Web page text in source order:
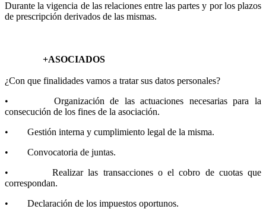
Durante la vigencia de las relaciones entre las partes y por los plazos
de prescripción derivados de las mismas.
+ASOCIADOS
¿Con que finalidades vamos a tratar sus datos personales?
• Organización de las actuaciones necesarias para la
consecución de los fines de la asociación.
• Gestión interna y cumplimiento legal de la misma.
• Convocatoria de juntas.
• Realizar las transacciones o el cobro de cuotas que
correspondan.
• Declaración de los impuestos oportunos.